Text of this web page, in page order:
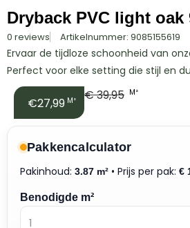
Dryback PVC light oak
0 reviews Artikelnummer: 9085155619
Ervaar de tijdloze schoonheid van
Perfect voor elke setting die stijl en
€27,99 M² €39,95 M²
Pakkencalculator
Pakinhoud: 3.87 m² • Prijs per pak: €
Benodigde m²